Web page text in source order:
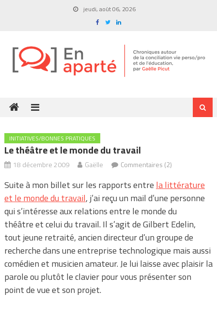
jeudi, août 06, 2026
INITIATIVES/BONNES PRATIQUES
Le théâtre et le monde du travail
18 décembre 2009 Gaëlle Commentaires (2)
Suite à mon billet sur les rapports entre la littérature
et le monde du travail, j’ai reçu un mail d’une personne
qui s’intéresse aux relationsentre le monde du
théâtre et celui du travail. Il s’agit de Gilbert Edelin,
tout jeune retraité, ancien directeur d’un groupe de
recherche dans une entreprise technologique mais aussi
comédien et musicien amateur. Je lui laisse avec plaisir la
parole ou plutôt le clavier pour vous présenter son
point de vue et son projet.